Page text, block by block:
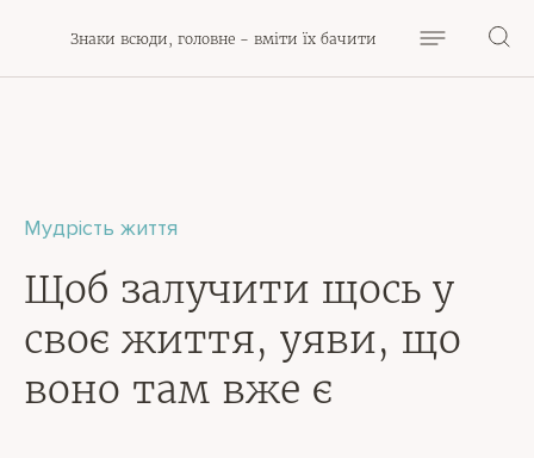
Знаки всюди, головне - вміти їх бачити
Мудрість життя
Щоб залучити щось у
своє життя, уяви, що
воно там вже є